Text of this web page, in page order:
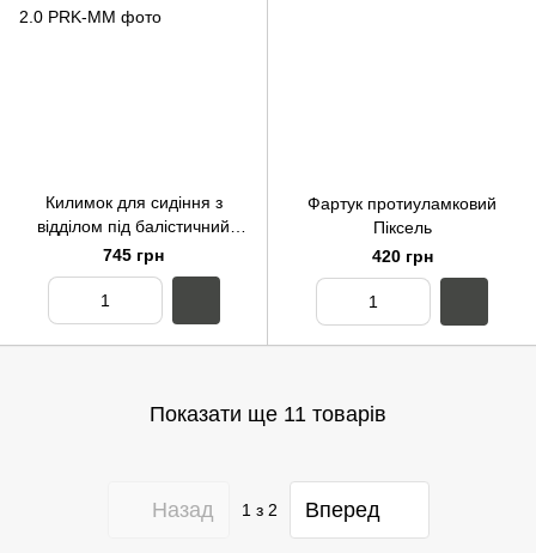
Килимок для сидіння з
відділом під балістичний
пакет 280*380 ММ-14 GEN
2.0
745 грн
Фартук протиуламковий
Піксель
420 грн
Показати ще 11 товарів
Назад 1 з 2 Вперед